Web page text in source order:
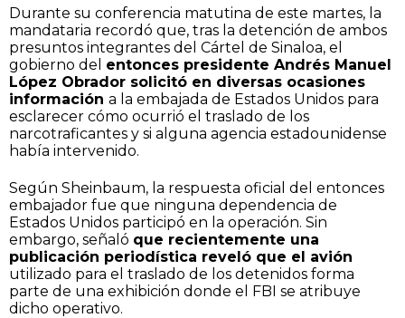
Durante su conferencia matutina de este martes, la
mandataria recordó que, tras la detención de ambos
presuntos integrantes del Cártel de Sinaloa, el
gobierno del entonces presidente Andrés Manuel
López Obrador solicitó en diversas ocasiones
información a la embajada de Estados Unidos para
esclarecer cómo ocurrió el traslado de los
narcotraficantes y si alguna agencia estadounidense
había intervenido.
Según Sheinbaum, la respuesta oficial del entonces
embajador fue que ninguna dependencia de
Estados Unidos participó en la operación. Sin
embargo, señaló que recientemente una
publicación periodística reveló que el avión
utilizado para el traslado de los detenidos forma
parte de una exhibición donde el FBI se atribuye
dicho operativo.